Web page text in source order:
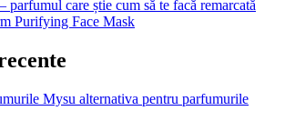
parfumul care știe cum să te facă remarcată
Purifying Face Mask
Mysu alternativa pentru parfumurile